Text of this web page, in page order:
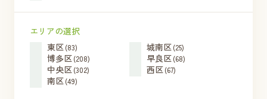
エリアの選択
東区(83) 城南区(25)
博多区(208) 早良区(68)
中央区(302) 西区(67)
南区(49)